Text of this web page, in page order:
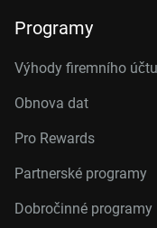
Programy
Výhody firemního účtu
Obnova dat
Pro Rewards
Partnerské programy
Dobročinné programy